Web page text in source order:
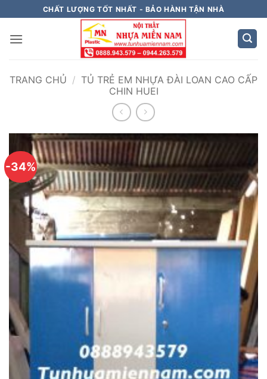
qua
nội
CHẤT LƯỢNG TỐT NHẤT - BẢO HÀNH TẬN NHÀ
TRANG CHỦ / TỦ TRẺ EM NHỰA ĐÀI LOAN CAO CẤP
CHIN HUEI
-34%